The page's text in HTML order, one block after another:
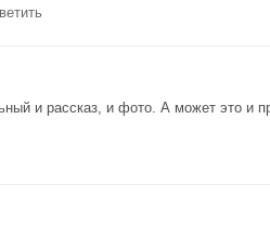
и рассказ, и фото. А может это и